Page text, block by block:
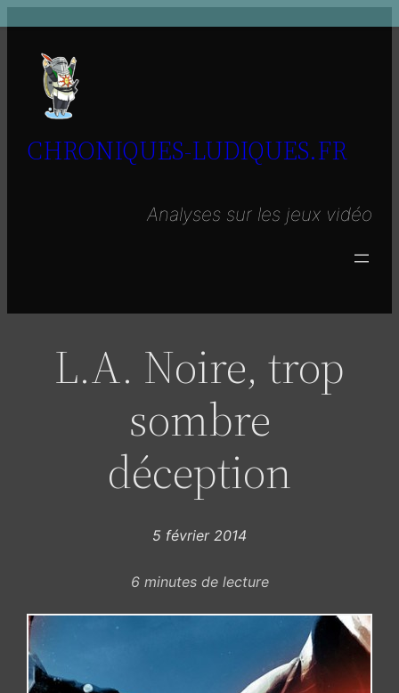
Aller
contenu
CHRONIQUES-LUDIQUES.FR
Analyses sur les jeux vidéo
L.A. Noire, trop
sombre
déception
5 février 2014
6minutes de lecture